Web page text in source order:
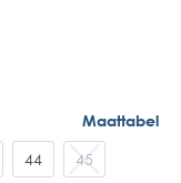
Maattabel
44 45